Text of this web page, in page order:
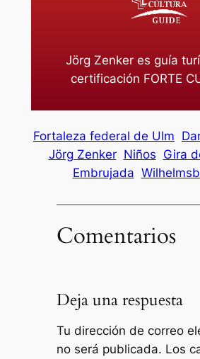
Jörg Zenker es guía
certificación FORTE
Fortaleza federal de Ulm
Jörg Zenker Niños Gira
Embrujada
Comentarios
Deja una respuesta
Tu dirección de correo
no será publicada. Los